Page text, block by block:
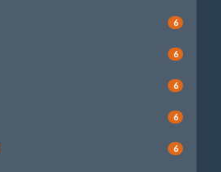
6
6
6
6
6